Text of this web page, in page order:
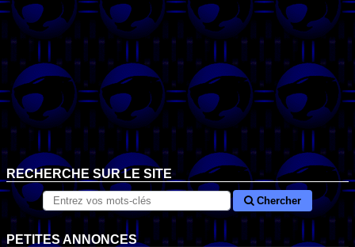
RECHERCHE SUR LE SITE
Chercher
PETITES ANNONCES